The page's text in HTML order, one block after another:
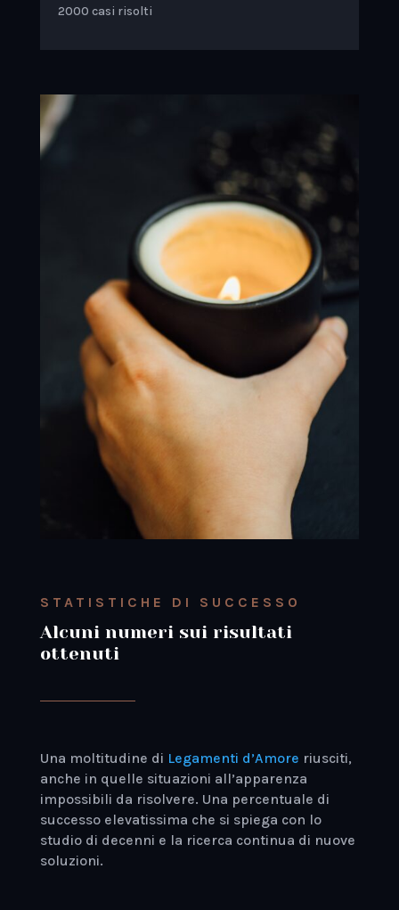
2000 casi risolti
STATISTICHE DI SUCCESSO
Alcuni numeri sui risultati
ottenuti
Una moltitudine di Legamenti d’Amore riusciti,
anche in quelle situazioni all’apparenza
impossibili da risolvere. Una percentuale di
successo elevatissima che si spiega con lo
studio di decenni e la ricerca continua di nuove
soluzioni.